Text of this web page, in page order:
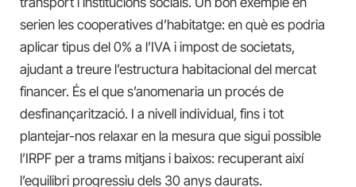
serien les cooperatives d’habitatge: en què es podria
aplicar tipus del 0% a l’IVA i impost de societats,
ajudant a treure l’estructura habitacional del mercat
financer. És el que s’anomenaria un procés de
desfinançarització. I a nivell individual, fins i tot
plantejar-nos relaxar en la mesura que sigui possible
l’IRPF per a trams mitjans i baixos: recuperant així
l’equilibri progressiu dels 30 anys daurats.